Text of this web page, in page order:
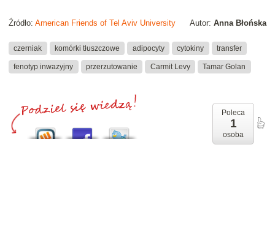
Autor: Anna Błońska
Źródło: American Friends of Tel Aviv University
czerniak komórki tłuszczowe adipocyty cytokiny transfer
fenotyp inwazyjny przerzutowanie Carmit Levy Tamar Golan
Poleca
1
osoba